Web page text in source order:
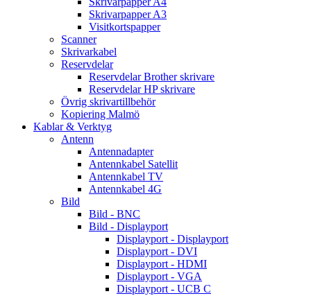
Skrivarpapper A3
Visitkortspapper
Scanner
Skrivarkabel
Reservdelar
Reservdelar Brother skrivare
Reservdelar HP skrivare
Övrig skrivartillbehör
Kopiering Malmö
Kablar & Verktyg
Antenn
Antennadapter
Antennkabel Satellit
Antennkabel TV
Antennkabel 4G
Bild
Bild - BNC
Bild - Displayport
Displayport - Displayport
Displayport - DVI
Displayport - HDMI
Displayport - VGA
Displayport - UCB C